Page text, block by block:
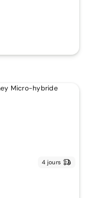
4 jours